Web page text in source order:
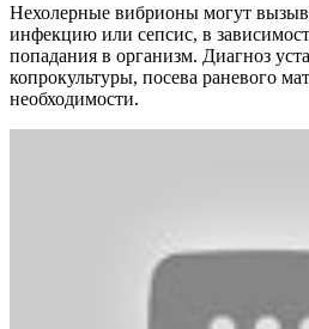
Нехолерные вибрионы могут
инфекцию или сепсис, в
попадания в организм. Диагноз
копрокультуры, посева раневого
необходимости.